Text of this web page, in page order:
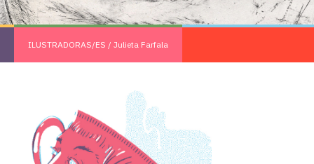
ILUSTRADORAS/ES / Julieta Farfala